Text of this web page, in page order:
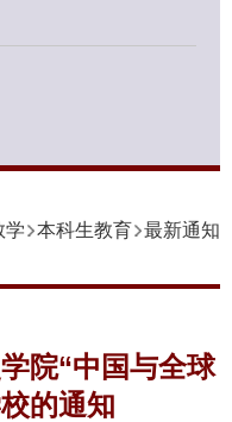
学 本科生教育 最新通知
院“中国与全球
的通知